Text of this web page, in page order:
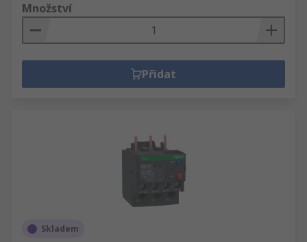
Množství
Přidat
Skladem